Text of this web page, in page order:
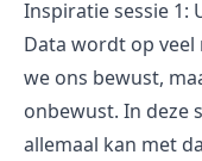
Inspiratie sessie 1:
Data wordt op
we ons bewust,
onbewust. In deze
allemaal kan met